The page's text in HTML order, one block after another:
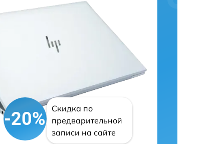
-20%
Скидка по
предварительной
записи на сайте